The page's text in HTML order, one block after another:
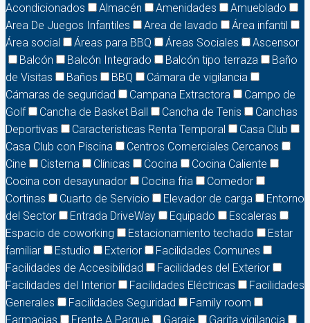
Acondicionados
Almacén Amenidades
Amueblado
Area De Juegos Infantiles
Area de lavado
Área infantil
Área social
Áreas para BBQ Áreas Sociales
Ascensor
Balcón
Balcón Integrado Balcón tipo terraza
Baño
de Visitas
Baños BBQ
Cámara de vigilancia
Cámaras de seguridad
Campana Extractora
Campo de
Golf
Cancha de Basket Ball Cancha de Tenis
Canchas
Deportivas
Características Renta Temporal
Casa Club
Casa Club con Piscina
Centros Comerciales Cercanos
Cine
Cisterna Clínicas Cocina
Cocina Caliente
Cocina con desayunador
Cocina fria
Comedor
Cortinas
Cuarto de Servicio Elevador de carga
Entorno
del Sector
Entrada DriveWay Equipado
Escaleras
Espacio de coworking
Estacionamiento techado
Estar
familiar
Estudio Exterior
Facilidades Comunes
Facilidades de Accesibilidad
Facilidades del Exterior
Facilidades del Interior
Facilidades Eléctricas
Facilidades
Generales
Facilidades Seguridad
Family room
Farmacias
Frente A Parque Garaje
Garita vigilancia